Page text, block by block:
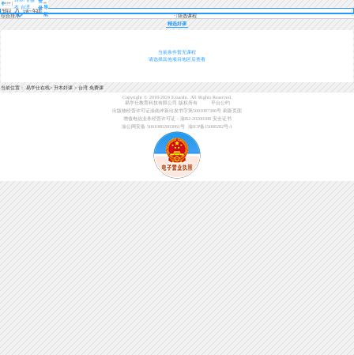
本 台湾
登
录导
航
综合排序
筛选课程
精选好课
当前条件暂无课程
请选择其他项目地区后查看
当前位置：易学仕在线> 升本好课 > 台湾 免费课
Copyright © 2018-2024 Exueshi. All Rights Reserved.
易学仕教育科技有限公司 版权所有
平台公约
出版物经营许可证渝南岸新出发书字第5001087306号 刷新页面
增值电信业务经营许可证：渝B2-20200188 安全证书
渝公网安备 50010802003061号
渝ICP备15008282号-1